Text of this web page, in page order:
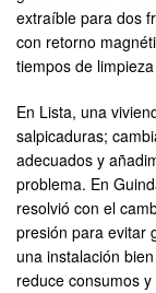
extraíble para dos
con retorno
tiempos de
En Lista, una
salpicaduras;
adecuados y
problema. En
resolvió con el
presión para evitar
una instalación
reduce consumos